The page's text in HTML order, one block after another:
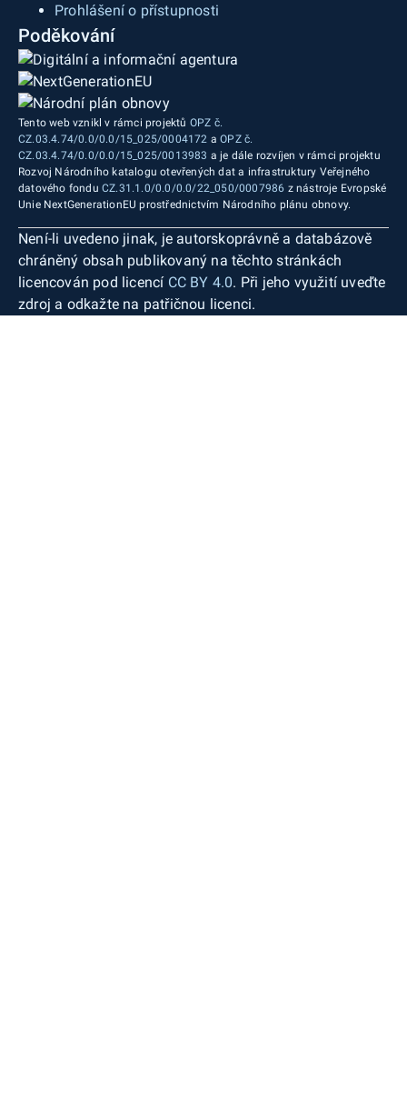
Prohlášení o přístupnosti
Poděkování
Tento web vznikl v rámci projektů OPZ č.
CZ.03.4.74/0.0/0.0/15_025/0004172 aOPZ č.
CZ.03.4.74/0.0/0.0/15_025/0013983 a je dále rozvíjen v rámci projektu
Rozvoj Národního katalogu otevřených dat a infrastruktury Veřejného
datového fondu CZ.31.1.0/0.0/0.0/22_050/0007986 z nástroje Evropské
Unie NextGenerationEU prostřednictvím Národního plánu obnovy.
Není-li uvedeno jinak, je autorskoprávně a databázově
chráněný obsah publikovaný na těchto stránkách
licencován pod licencí CC BY 4.0. Při jeho využití uveďte
zdroj a odkažte na patřičnou licenci.